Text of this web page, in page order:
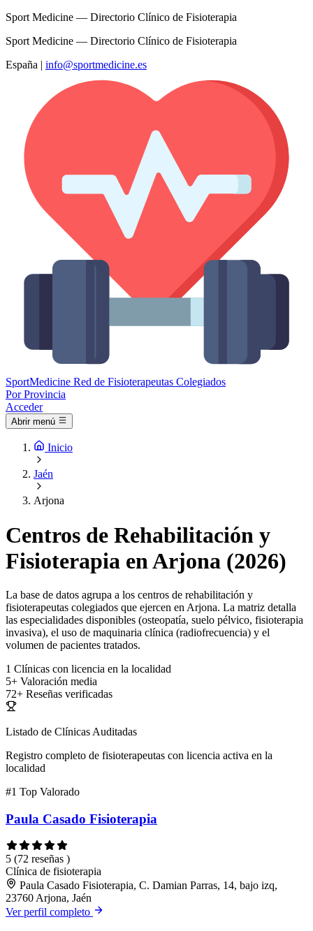
Sport Medicine — Directorio Clínico de Fisioterapia
Sport Medicine — Directorio Clínico de Fisioterapia
España | info@sportmedicine.es
SportMedicine Red de Fisioterapeutas Colegiados
Por Provincia
Acceder
Abrir menú
Inicio
Jaén
Arjona
Centros de Rehabilitación y
Fisioterapia en Arjona (2026)
La base de datos agrupa a los centros de rehabilitación y
fisioterapeutas colegiados que ejercen en Arjona. La matriz detalla
las especialidades disponibles (osteopatía, suelo pélvico, fisioterapia
invasiva), el uso de maquinaria clínica (radiofrecuencia) y el
volumen de pacientes tratados.
1 Clínicas con licencia en la localidad
5+ Valoración media
72+ Reseñas verificadas
Listado de Clínicas Auditadas
Registro completo de fisioterapeutas con licencia activa en la
localidad
#1 Top Valorado
Paula Casado Fisioterapia
5 (72 reseñas )
Clínica de fisioterapia
Paula Casado Fisioterapia, C. Damian Parras, 14, bajo izq,
23760 Arjona, Jaén
Ver perfil completo